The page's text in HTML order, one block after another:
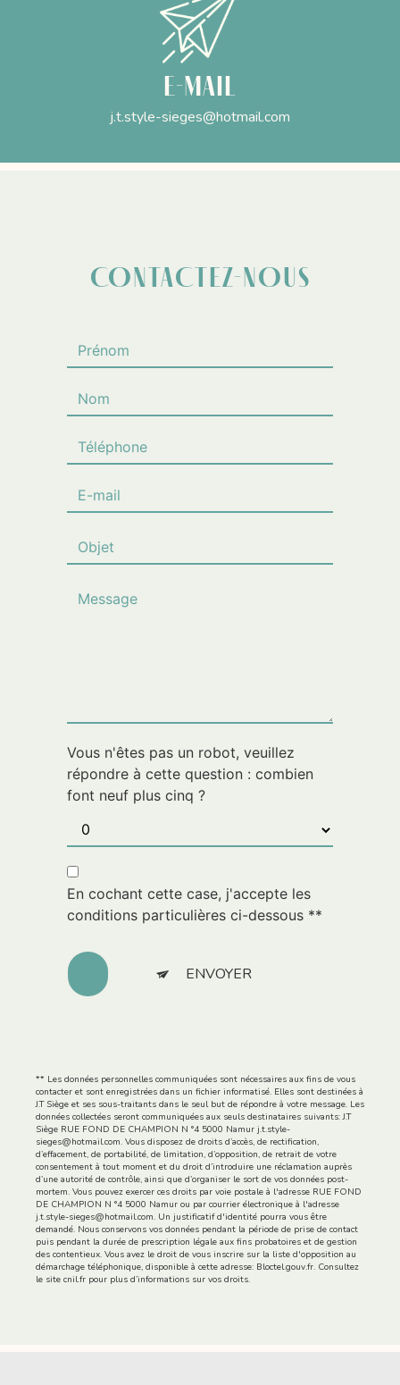
E-mail
j.t.style-sieges@hotmail.com
CONTACTEZ-NOUS
Vous n'êtes pas un robot, veuillez
répondre à cette question : combien
font neuf plus cinq ?
En cochant cette case, j'accepte les
conditions particulières ci-dessous **
ENVOYER
** Les données personnelles communiquées sont nécessaires aux fins de vous
contacter et sont enregistrées dans un fichier informatisé. Elles sont destinées à
J.T Siège et ses sous-traitants dans le seul but de répondre à votre message. Les
données collectées seront communiquées aux seuls destinataires suivants: J.T
Siège RUE FOND DE CHAMPION N °4 5000 Namur j.t.style-
sieges@hotmail.com. Vous disposez de droits d’accès, de rectification,
d’effacement, de portabilité, de limitation, d’opposition, de retrait de votre
consentement à tout moment et du droit d’introduire une réclamation auprès
d’une autorité de contrôle, ainsi que d’organiser le sort de vos données post-
mortem. Vous pouvez exercer ces droits par voie postale à l'adresse RUE FOND
DE CHAMPION N °4 5000 Namur ou par courrier électronique à l'adresse
j.t.style-sieges@hotmail.com. Un justificatif d'identité pourra vous être
demandé. Nous conservons vos données pendant la période de prise de contact
puis pendant la durée de prescription légale aux fins probatoires et de gestion
des contentieux. Vous avez le droit de vous inscrire sur la liste d'opposition au
démarchage téléphonique, disponible à cette adresse: Bloctel.gouv.fr. Consultez
le site cnil.fr pour plus d’informations sur vos droits.